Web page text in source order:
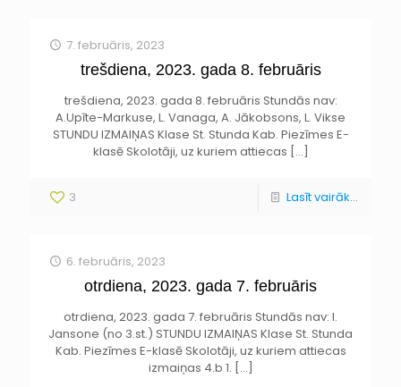
7. februāris, 2023
trešdiena, 2023. gada 8. februāris
trešdiena, 2023. gada 8. februāris Stundās nav:
A.Upīte-Markuse, L. Vanaga, A. Jākobsons, L. Vikse
STUNDU IZMAIŅAS Klase St. Stunda Kab. Piezīmes E-
klasē Skolotāji, uz kuriem attiecas […]
3 Lasīt vairāk...
6. februāris, 2023
otrdiena, 2023. gada 7. februāris
otrdiena, 2023. gada 7. februāris Stundās nav: I.
Jansone (no 3.st.) STUNDU IZMAIŅAS Klase St. Stunda
Kab. Piezīmes E-klasē Skolotāji, uz kuriem attiecas
izmaiņas 4.b 1. […]